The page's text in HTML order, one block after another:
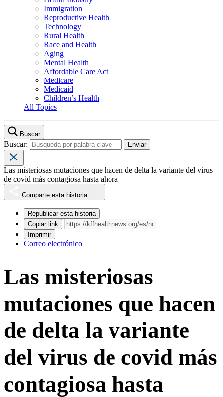
Immigration
Reproductive Health
Technology
Rural Health
Race and Health
Aging
Mental Health
Affordable Care Act
Medicare
Medicaid
Children’s Health
All Topics
Buscar
Buscar:
Las misteriosas mutaciones que hacen de delta la variante del virus
de covid más contagiosa hasta ahora
Comparte esta historia
Republicar esta historia
Copiar link
Imprimir
Correo electrónico
Las misteriosas
mutaciones que hacen
de delta la variante
del virus de covid más
contagiosa hasta